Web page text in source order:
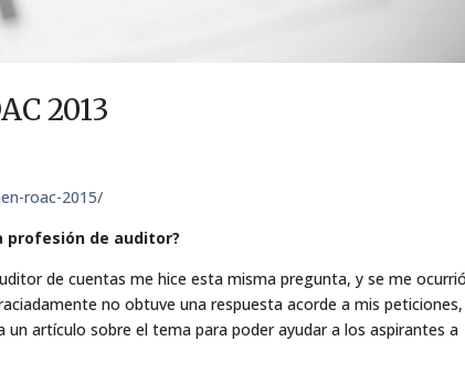
2013
roac-2015/
profesión de auditor?
de cuentas me hice esta misma pregunta, y se me
no obtuve una respuesta acorde a mis
artículo sobre el tema para poder ayudar a los aspirantes a